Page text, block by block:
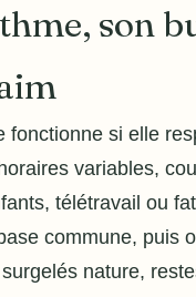
son
fonctionne si elle
variables,
télétravail ou
commune, puis
nature,